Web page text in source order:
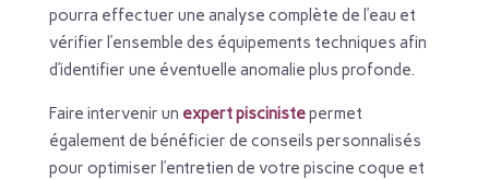
pourra effectuer une analyse complète de l’eau et
vérifier l’ensemble des équipements techniques afin
d’identifier une éventuelle anomalie plus profonde.
Faire intervenir un expert piscinistepermet
également de bénéficier de conseils personnalisés
pour optimiser l’entretien de votre piscine coque et